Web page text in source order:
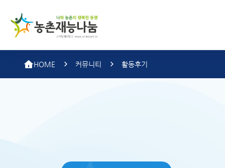
농촌
HOME 커뮤니티 활동후기